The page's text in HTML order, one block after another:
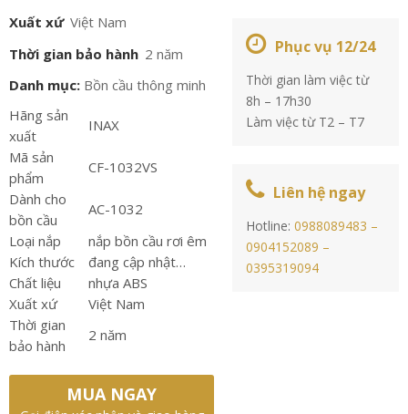
Xuất xứ Việt Nam
Thời gian bảo hành 2 năm
Danh mục: Bồn cầu thông minh
Hãng sản
xuất
INAX
Mã sản
phẩm
CF-1032VS
Dành cho
bồn cầu
AC-1032
Loại nắp
nắp bồn cầu rơi êm
Kích thước
đang cập nhật…
Chất liệu
nhựa ABS
Xuất xứ
Việt Nam
Thời gian
bảo hành
2 năm
MUA NGAY
Phục vụ 12/24
Thời gian làm việc từ
8h – 17h30
Làm việc từ T2 – T7
Liên hệ ngay
Hotline:0988089483 –
0904152089 –
0395319094